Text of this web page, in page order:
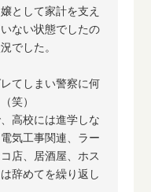
として家計を支え
ない状態でしたの
でした。
てしまい警察に何
笑）
高校には進学しな
気工事関連、ラー
店、居酒屋、ホス
辞めてを繰り返し